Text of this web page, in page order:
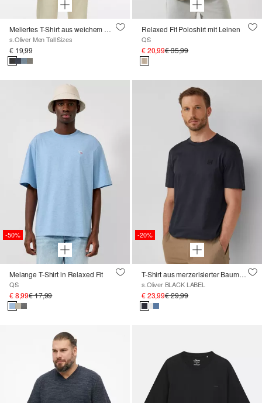
Meliertes T-Shirt aus weichem Baumwollmix
s.Oliver Men Tall Sizes
€ 19,99
Relaxed Fit Poloshirt mit Leinen
QS
€ 20,99€ 35,99
-50%
Melange T-Shirt in Relaxed Fit
QS
€ 8,99€ 17,99
-20%
T-Shirt aus merzerisierter Baumwolle mit Logo-Detail
s.Oliver BLACK LABEL
€ 23,99€ 29,99